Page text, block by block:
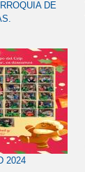
DE
2024